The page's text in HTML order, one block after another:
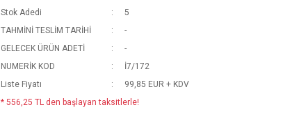
Stok Adedi
5
TAHMİNİ TESLİM TARİHİ
-
GELECEK ÜRÜN ADETİ
-
NUMERİK KOD
İ7/172
Liste Fiyatı
99,85 EUR + KDV
* 556,25 TL den başlayan taksitlerle!